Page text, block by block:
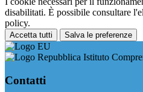
disabilitati. È possibile consultare
policy.
Accetta tutti Salva le preferenze
Istituto
Contatti